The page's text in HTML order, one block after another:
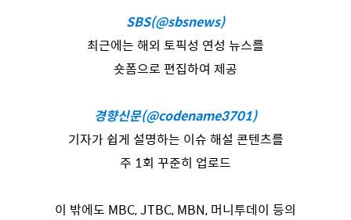
SBS(@sbsnews)
최근에는 해외 토픽성 연성 뉴스를
숏폼으로 편집하여 제공
경향신문(@codename3701)
기자가 쉽게 설명하는 이슈 해설 콘텐츠를
주 1회 꾸준히 업로드
이 밖에도 MBC, JTBC, MBN, 머니투데이 등의